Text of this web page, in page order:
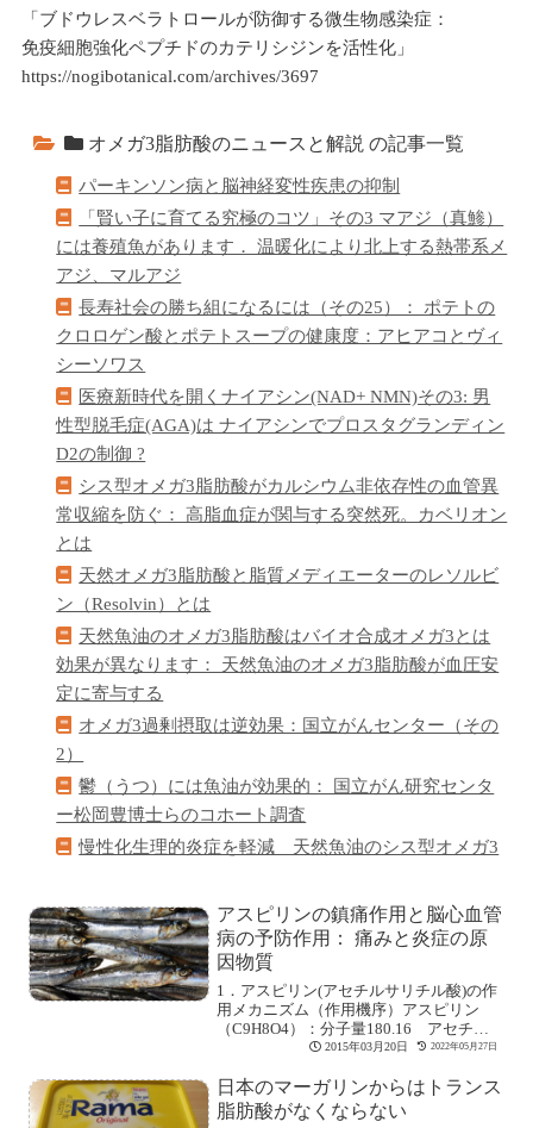
「ブドウレスベラトロールが防御する微生物感染症：
免疫細胞強化ペプチドのカテリシジンを活性化」
https://nogibotanical.com/archives/3697
オメガ3脂肪酸のニュースと解説 の記事一覧
パーキンソン病と脳神経変性疾患の抑制
「賢い子に育てる究極のコツ」その3 マアジ（真鯵）
には養殖魚があります． 温暖化により北上する熱帯系メ
アジ、マルアジ
長寿社会の勝ち組になるには（その25）： ポテトの
クロロゲン酸とポテトスープの健康度：アヒアコとヴィ
シーソワス
医療新時代を開くナイアシン(NAD+ NMN)その3: 男
性型脱毛症(AGA)は ナイアシンでプロスタグランディン
D2の制御 ?
シス型オメガ3脂肪酸がカルシウム非依存性の血管異
常収縮を防ぐ： 高脂血症が関与する突然死。カベリオン
とは
天然オメガ3脂肪酸と脂質メディエーターのレソルビ
ン（Resolvin）とは
天然魚油のオメガ3脂肪酸はバイオ合成オメガ3とは
効果が異なります： 天然魚油のオメガ3脂肪酸が血圧安
定に寄与する
オメガ3過剰摂取は逆効果：国立がんセンター（その
2）
鬱（うつ）には魚油が効果的： 国立がん研究センタ
ー松岡豊博士らのコホート調査
慢性化生理的炎症を軽減 天然魚油のシス型オメガ3
アスピリンの鎮痛作用と脳心血管
病の予防作用： 痛みと炎症の原
因物質
1．アスピリン(アセチルサリチル酸)の作
用メカニズム（作用機序）アスピリン
（C9H8O4）：分子量180.16 アセチル
2015年03月20日 2022年05月27日
日本のマーガリンからはトランス
脂肪酸がなくならない